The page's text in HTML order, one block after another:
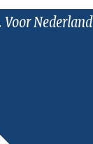
Nederland